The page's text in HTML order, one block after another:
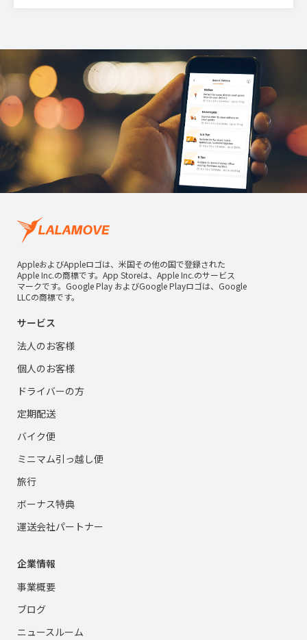
AppleおよびAppleロゴは、米国その他の国で登録された
Apple Inc.の商標です。App Storeは、Apple Inc.のサービス
マークです。Google Play およびGoogle Playロゴは、Google
LLCの商標です。
サービス
法人のお客様
個人のお客様
ドライバーの方
定期配送
バイク便
ミニマム引っ越し便
旅行
ボーナス特典
運送会社パートナー
企業情報
事業概要
ブログ
ニュースルーム